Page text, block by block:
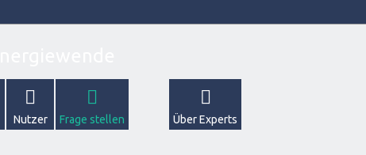
Nutzer Frage stellen Über Experts